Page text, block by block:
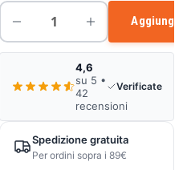
Aggiungi
4,6
su 5 •
42
recensioni
Verificate
Spedizione gratuita
Per ordini sopra i 89€